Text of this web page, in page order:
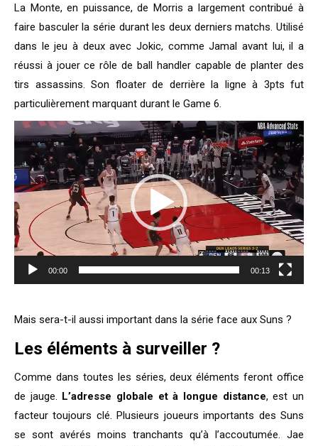
La Monte, en puissance, de Morris a largement contribué à
faire basculer la série durant les deux derniers matchs. Utilisé
dans le jeu à deux avec Jokic, comme Jamal avant lui, il a
réussi à jouer ce rôle de ball handler capable de planter des
tirs assassins. Son floater de derrière la ligne à 3pts fut
particulièrement marquant durant le Game 6.
Lecteur
vidéo
00:00 00:13
Mais sera-t-il aussi important dans la série face aux Suns ?
Les éléments à surveiller ?
Comme dans toutes les séries, deux éléments feront office
de jauge. L’adresse globale et à longue distance, est un
facteur toujours clé. Plusieurs joueurs importants des Suns
se sont avérés moins tranchants qu’à l’accoutumée. Jae